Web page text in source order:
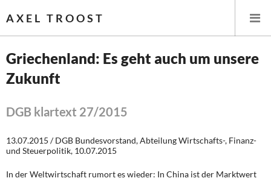
AXEL TROOST
Startseite
Themen
Leitlinien linker Wirtschafts- und Finanzpolitik
Griechenland: Es geht auch um unsere
Zukunft
DGB klartext 27/2015
13.07.2015 / DGB Bundesvorstand, Abteilung Wirtschafts-, Finanz-
und Steuerpolitik, 10.07.2015
In der Weltwirtschaft rumort es wieder: In China ist der Marktwert